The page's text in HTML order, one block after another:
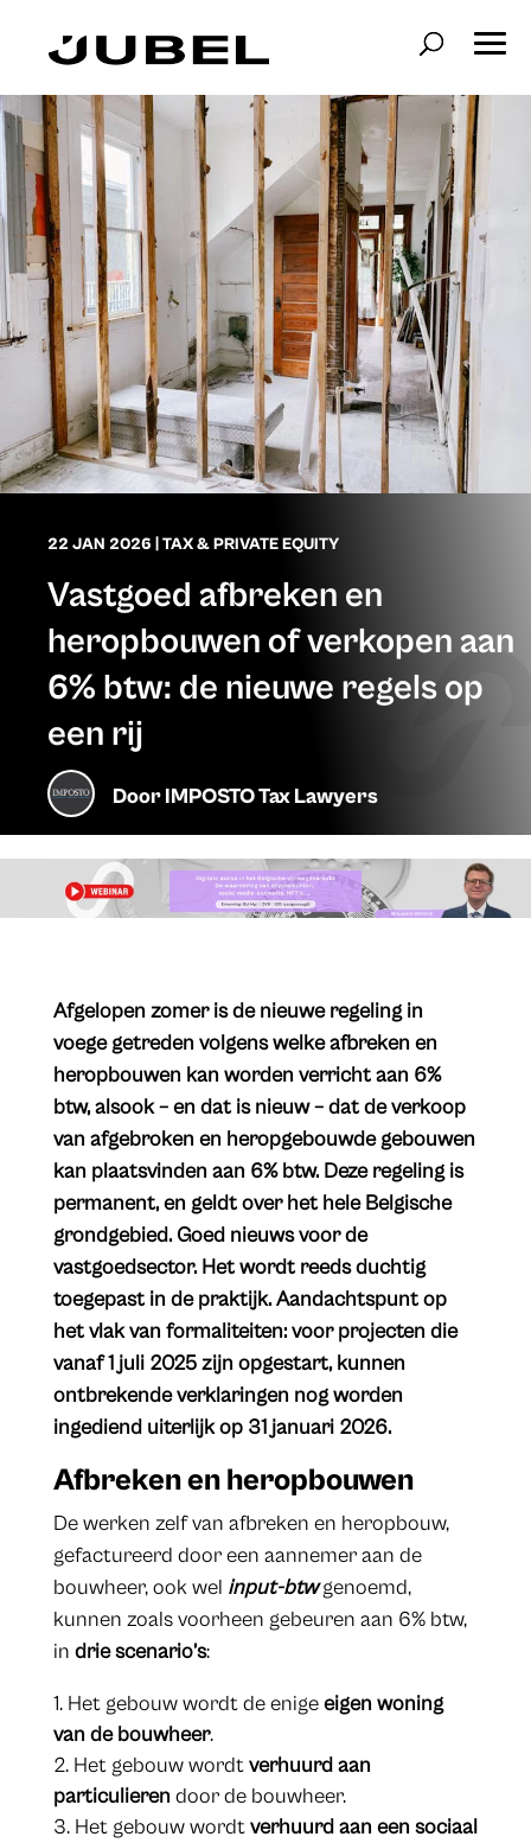
22 JAN 2026 TAX & PRIVATE EQUITY
Vastgoed afbreken en
heropbouwen of verkopen aan
6% btw: de nieuwe regels op
een rij
DoorIMPOSTO Tax Lawyers
Afgelopen zomer is de nieuwe regeling in
voege getreden volgens welke afbreken en
heropbouwen kan worden verricht aan 6%
btw, alsook – en dat is nieuw – dat de verkoop
van afgebroken en heropgebouwde gebouwen
kan plaatsvinden aan 6% btw. Deze regeling is
permanent, en geldt over het hele Belgische
grondgebied. Goed nieuws voor de
vastgoedsector. Het wordt reeds duchtig
toegepast in de praktijk. Aandachtspunt op
het vlak van formaliteiten: voor projecten die
vanaf 1 juli 2025 zijn opgestart, kunnen
ontbrekende verklaringen nog worden
ingediend uiterlijk op 31 januari 2026.
Afbreken en heropbouwen
De werken zelf van afbreken en heropbouw,
gefactureerd door een aannemer aan de
bouwheer, ook wel input-btwgenoemd,
kunnen zoals voorheen gebeuren aan 6% btw,
in drie scenario’s:
Het gebouw wordt de enigeeigen woning
van de bouwheer.
Het gebouw wordtverhuurd aan
particulieren door de bouwheer.
Het gebouw wordtverhuurd aan een sociaal